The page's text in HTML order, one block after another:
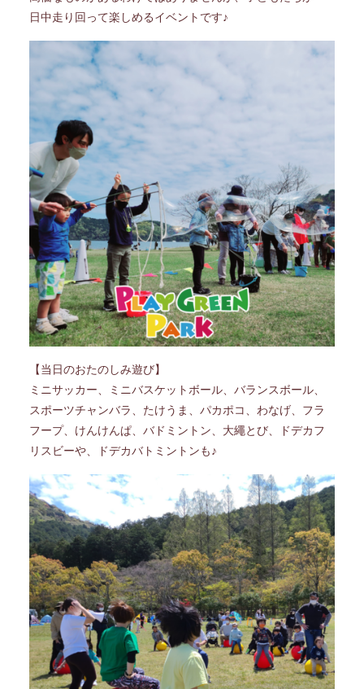
日中走り回って楽しめるイベントです♪
【当日のおたのしみ遊び】
ミニサッカー、ミニバスケットボール、バランスボール、
スポーツチャンバラ、たけうま、パカポコ、わなげ、フラ
フープ、けんけんぱ、バドミントン、大繩とび、ドデカフ
リスビーや、ドデカバトミントンも♪